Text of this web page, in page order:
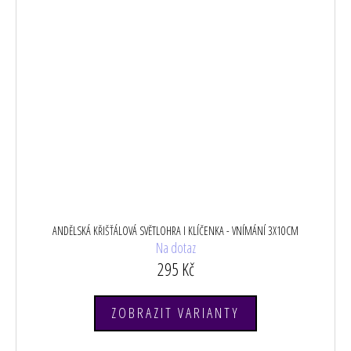
ANDĚLSKÁ KŘIŠŤÁLOVÁ SVĚTLOHRA I KLÍČENKA - VNÍMÁNÍ 3X10CM
Na dotaz
295 Kč